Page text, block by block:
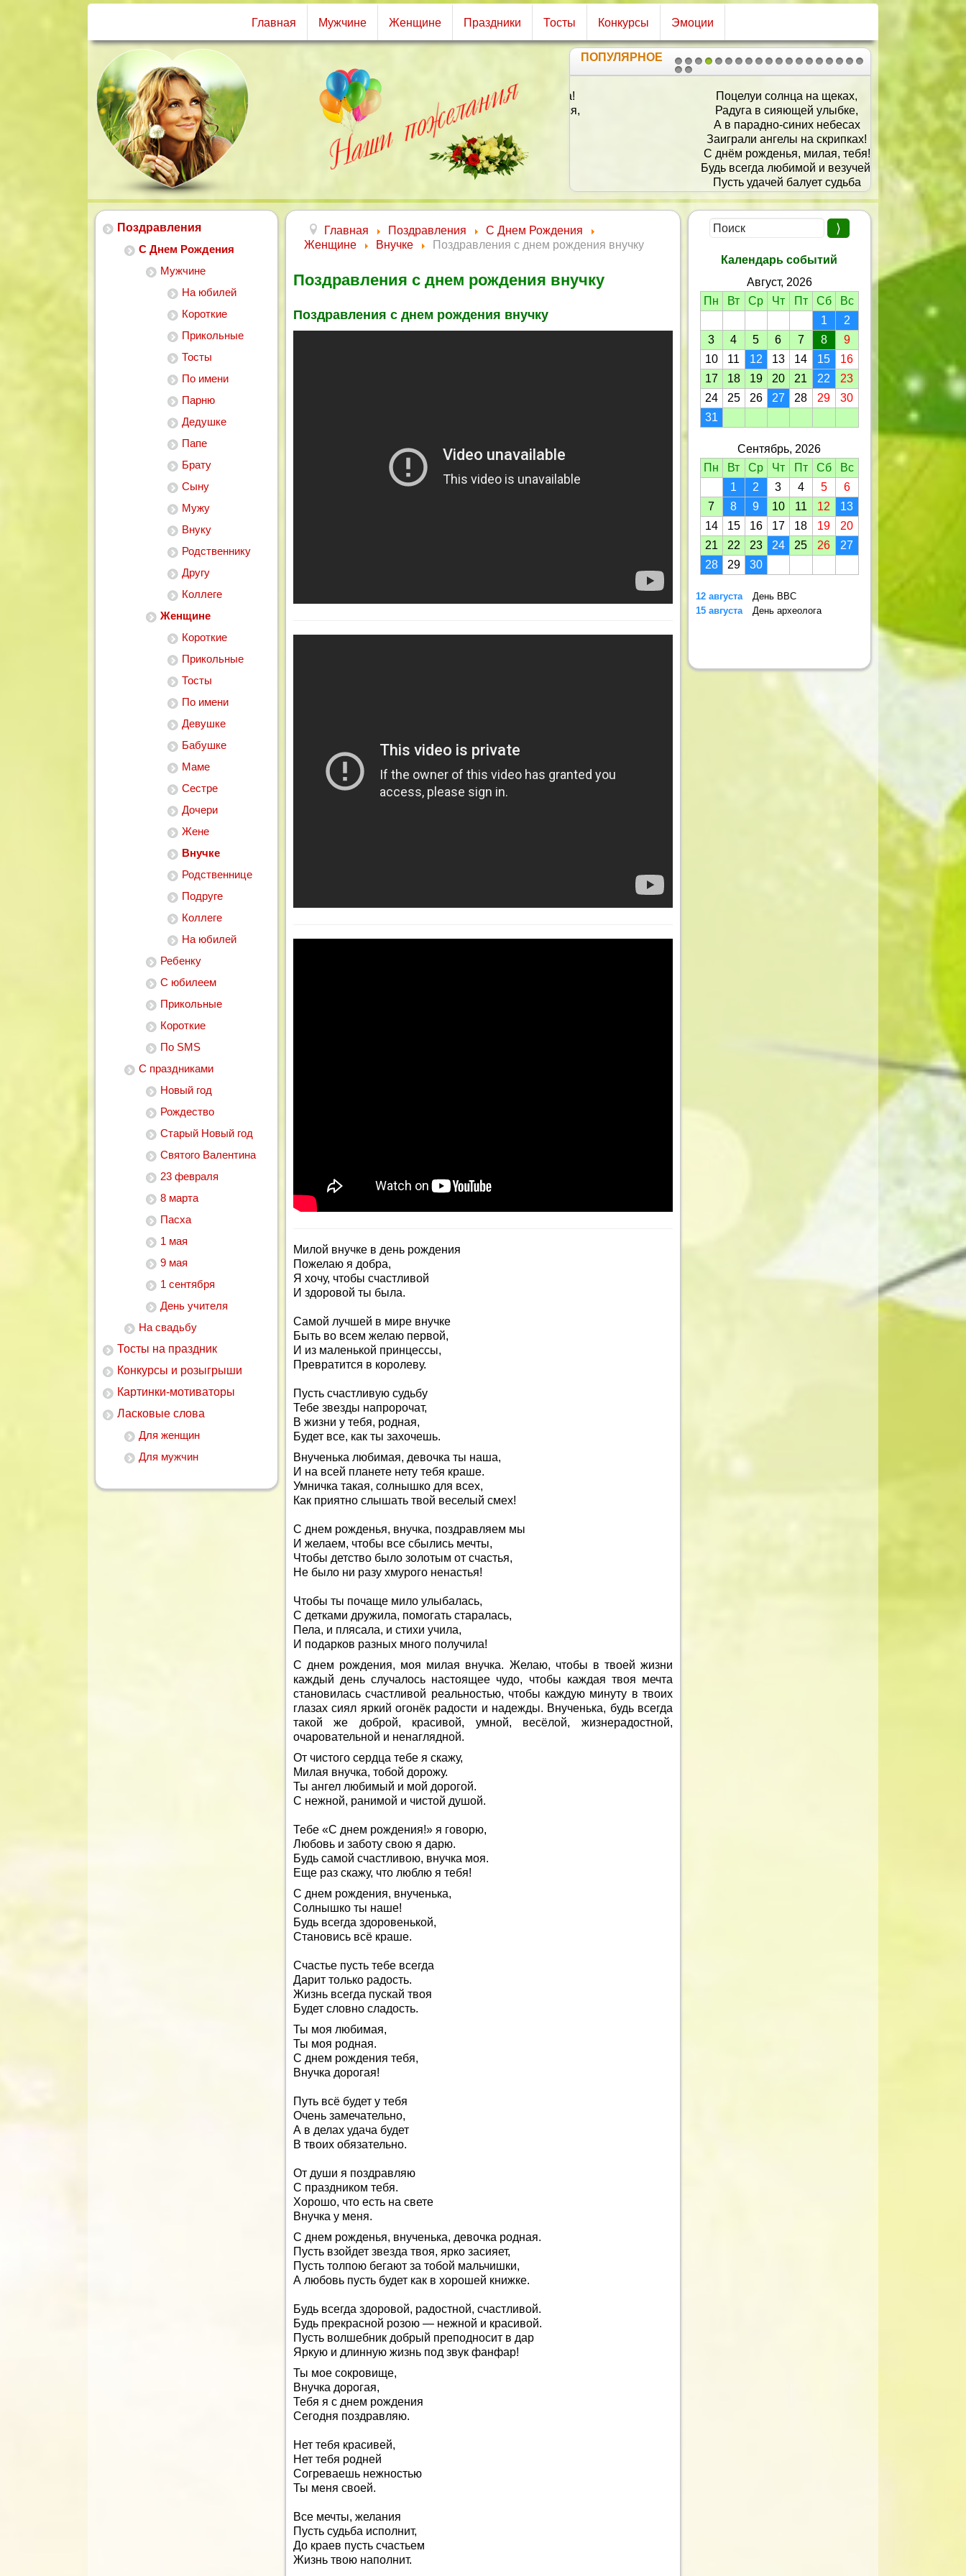
Главная Мужчине Женщине Праздники Тосты Конкурсы Эмоции
1 2
2021
ПОПУЛЯРНОЕ
Поцелуи солнца на щеках,
Радуга в сияющей улыбке,
А в парадно-синих небесах
Заиграли ангелы на скрипках!
С днём рожденья, милая, тебя!
Будь всегда любимой и везучей!
Пусть удачей балует судьба
И не прячет солнышко за тучи!
Поздравления
С Днем Рождения
Мужчине
На юбилей
Короткие
Прикольные
Тосты
По имени
Парню
Дедушке
Папе
Брату
Сыну
Мужу
Внуку
Родственнику
Другу
Коллеге
Женщине
Короткие
Прикольные
Тосты
По имени
Девушке
Бабушке
Маме
Сестре
Дочери
Жене
Внучке
Родственнице
Подруге
Коллеге
На юбилей
Ребенку
С юбилеем
Прикольные
Короткие
По SMS
С праздниками
Новый год
Рождество
Старый Новый год
Святого Валентина
23 февраля
8 марта
Пасха
1 мая
9 мая
1 сентября
День учителя
На свадьбу
Тосты на праздник
Конкурсы и розыгрыши
Картинки-мотиваторы
Ласковые слова
Для женщин
Для мужчин
Главная Поздравления
С Днем Рождения
Женщине
Внучке Поздравления с днем рождения внучку
Поздравления с днем рождения внучку
Поздравления с днем рождения внучку
Милой внучке в день рождения
Пожелаю я добра,
Я хочу, чтобы счастливой
И здоровой ты была.
Самой лучшей в мире внучке
Быть во всем желаю первой,
И из маленькой принцессы,
Превратится в королеву.
Пусть счастливую судьбу
Тебе звезды напророчат,
В жизни у тебя, родная,
Будет все, как ты захочешь.
Внученька любимая, девочка ты наша,
И на всей планете нету тебя краше.
Умничка такая, солнышко для всех,
Как приятно слышать твой веселый смех!
С днем рожденья, внучка, поздравляем мы
И желаем, чтобы все сбылись мечты,
Чтобы детство было золотым от счастья,
Не было ни разу хмурого ненастья!
Чтобы ты почаще мило улыбалась,
С детками дружила, помогать старалась,
Пела, и плясала, и стихи учила,
И подарков разных много получила!
С днем рождения, моя милая внучка. Желаю, чтобы в твоей жизни
каждый день случалось настоящее чудо, чтобы каждая твоя мечта
становилась счастливой реальностью, чтобы каждую минуту в твоих
глазах сиял яркий огонёк радости и надежды. Внученька, будь всегда
такой же доброй, красивой, умной, весёлой, жизнерадостной,
очаровательной и ненаглядной.
От чистого сердца тебе я скажу,
Милая внучка, тобой дорожу.
Ты ангел любимый и мой дорогой.
С нежной, ранимой и чистой душой.
Тебе «С днем рождения!» я говорю,
Любовь и заботу свою я дарю.
Будь самой счастливою, внучка моя.
Еще раз скажу, что люблю я тебя!
С днем рождения, внученька,
Солнышко ты наше!
Будь всегда здоровенькой,
Становись всё краше.
Счастье пусть тебе всегда
Дарит только радость.
Жизнь всегда пускай твоя
Будет словно сладость.
Ты моя любимая,
Ты моя родная.
С днем рождения тебя,
Внучка дорогая!
Путь всё будет у тебя
Очень замечательно,
А в делах удача будет
В твоих обязательно.
От души я поздравляю
С праздником тебя.
Хорошо, что есть на свете
Внучка у меня.
С днем рожденья, внученька, девочка родная.
Пусть взойдет звезда твоя, ярко засияет,
Пусть толпою бегают за тобой мальчишки,
А любовь пусть будет как в хорошей книжке.
Будь всегда здоровой, радостной, счастливой.
Будь прекрасной розою — нежной и красивой.
Пусть волшебник добрый преподносит в дар
Яркую и длинную жизнь под звук фанфар!
Ты мое сокровище,
Внучка дорогая,
Тебя я с днем рождения
Сегодня поздравляю.
Нет тебя красивей,
Нет тебя родней
Согреваешь нежностью
Ты меня своей.
Все мечты, желания
Пусть судьба исполнит,
До краев пусть счастьем
Жизнь твою наполнит.
Календарь событий
Август, 2026
Пн
Вт Ср Чт Пт Сб
Вс
1
2
3
4 5 6 7 8
9
10
11 12 13 14 15
16
17
18 19 20 21 22
23
24
25 26 27 28 29
30
31
Сентябрь, 2026
Пн
Вт Ср Чт Пт Сб
Вс
1
2 3 4 5
6
7
8 9 10 11 12
13
14
15 16 17 18 19
20
21
22 23 24 25 26
27
28
29 30
12 августа
День ВВС
15 августа
День археолога